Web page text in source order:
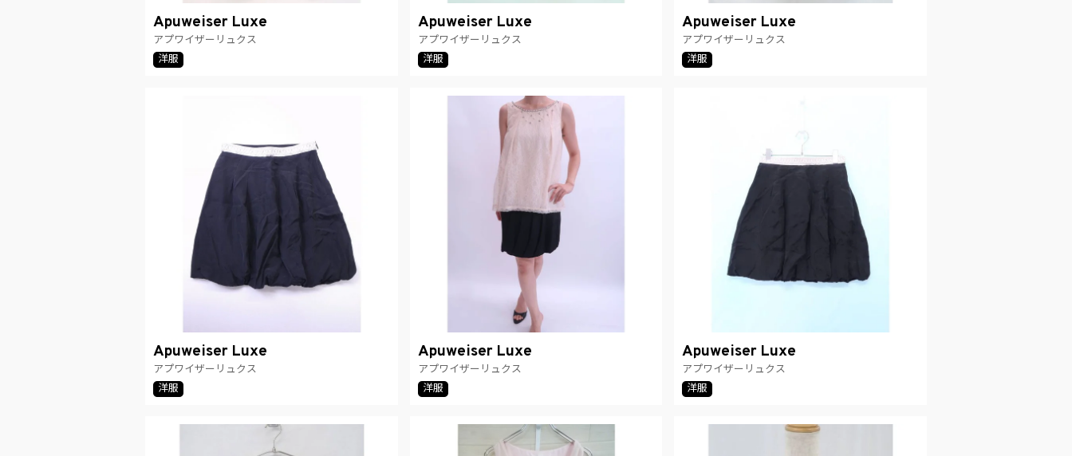
Apuweiser Luxe
アプワイザーリュクス
洋服
Apuweiser Luxe
アプワイザーリュクス
洋服
Apuweiser Luxe
アプワイザーリュクス
洋服
Apuweiser Luxe
アプワイザーリュクス
洋服
Apuweiser Luxe
アプワイザーリュクス
洋服
Apuweiser Luxe
アプワイザーリュクス
洋服